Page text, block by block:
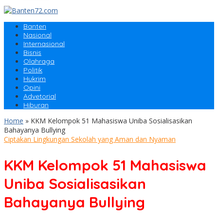
Banten
Nasional
Internasional
Bisnis
Olahraga
Politik
Hukrim
Opini
Advetorial
Hiburan
Home » KKM Kelompok 51 Mahasiswa Uniba Sosialisasikan
Bahayanya Bullying
Ciptakan Lingkungan Sekolah yang Aman dan Nyaman
KKM Kelompok 51 Mahasiswa
Uniba Sosialisasikan
Bahayanya Bullying